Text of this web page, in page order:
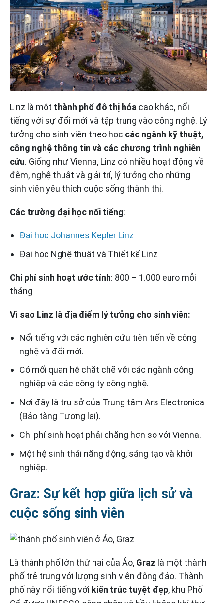
Linz là một thành phố đô thị hóa cao khác, nổi
tiếng với sự đổi mới và tập trung vào công nghệ. Lý
tưởng cho sinh viên theo học các ngành kỹ thuật,
công nghệ thông tin và các chương trình nghiên
cứu. Giống như Vienna, Linz có nhiều hoạt động về
đêm, nghệ thuật và giải trí, lý tưởng cho những
sinh viên yêu thích cuộc sống thành thị.
Các trường đại học nổi tiếng:
Đại học Johannes Kepler Linz
Đại học Nghệ thuật và Thiết kế Linz
Chi phí sinh hoạt ước tính: 800 – 1.000 euro mỗi
tháng
Vì sao Linz là địa điểm lý tưởng cho sinh viên:
Nổi tiếng với các nghiên cứu tiên tiến về công
nghệ và đổi mới.
Có mối quan hệ chặt chẽ với các ngành công
nghiệp và các công ty công nghệ.
Nơi đây là trụ sở của Trung tâm Ars Electronica
(Bảo tàng Tương lai).
Chi phí sinh hoạt phải chăng hơn so với Vienna.
Một hệ sinh thái năng động, sáng tạo và khởi
nghiệp.
Graz: Sự kết hợp giữa lịch sử và
cuộc sống sinh viên
Là thành phố lớn thứ hai của Áo, Graz là một thành
phố trẻ trung với lượng sinh viên đông đảo. Thành
phố này nổi tiếng với kiến ​​trúc tuyệt đẹp, khu Phố